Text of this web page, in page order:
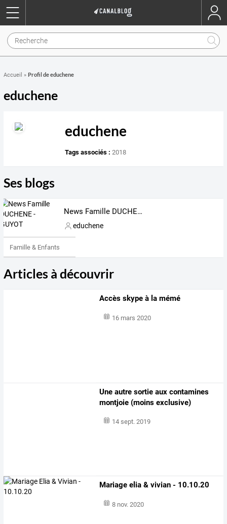
Accueil » Profil de educhene
educhene
educhene
Tags associés : 2018
Ses blogs
News Famille DUCHENE - GUYOT
educhene
Famille & Enfants
Articles à découvrir
Accès skype à la mémé
16 mars 2020
Une autre sortie aux contamines
montjoie (moins exclusive)
14 sept. 2019
Mariage elia & vivian - 10.10.20
8 nov. 2020